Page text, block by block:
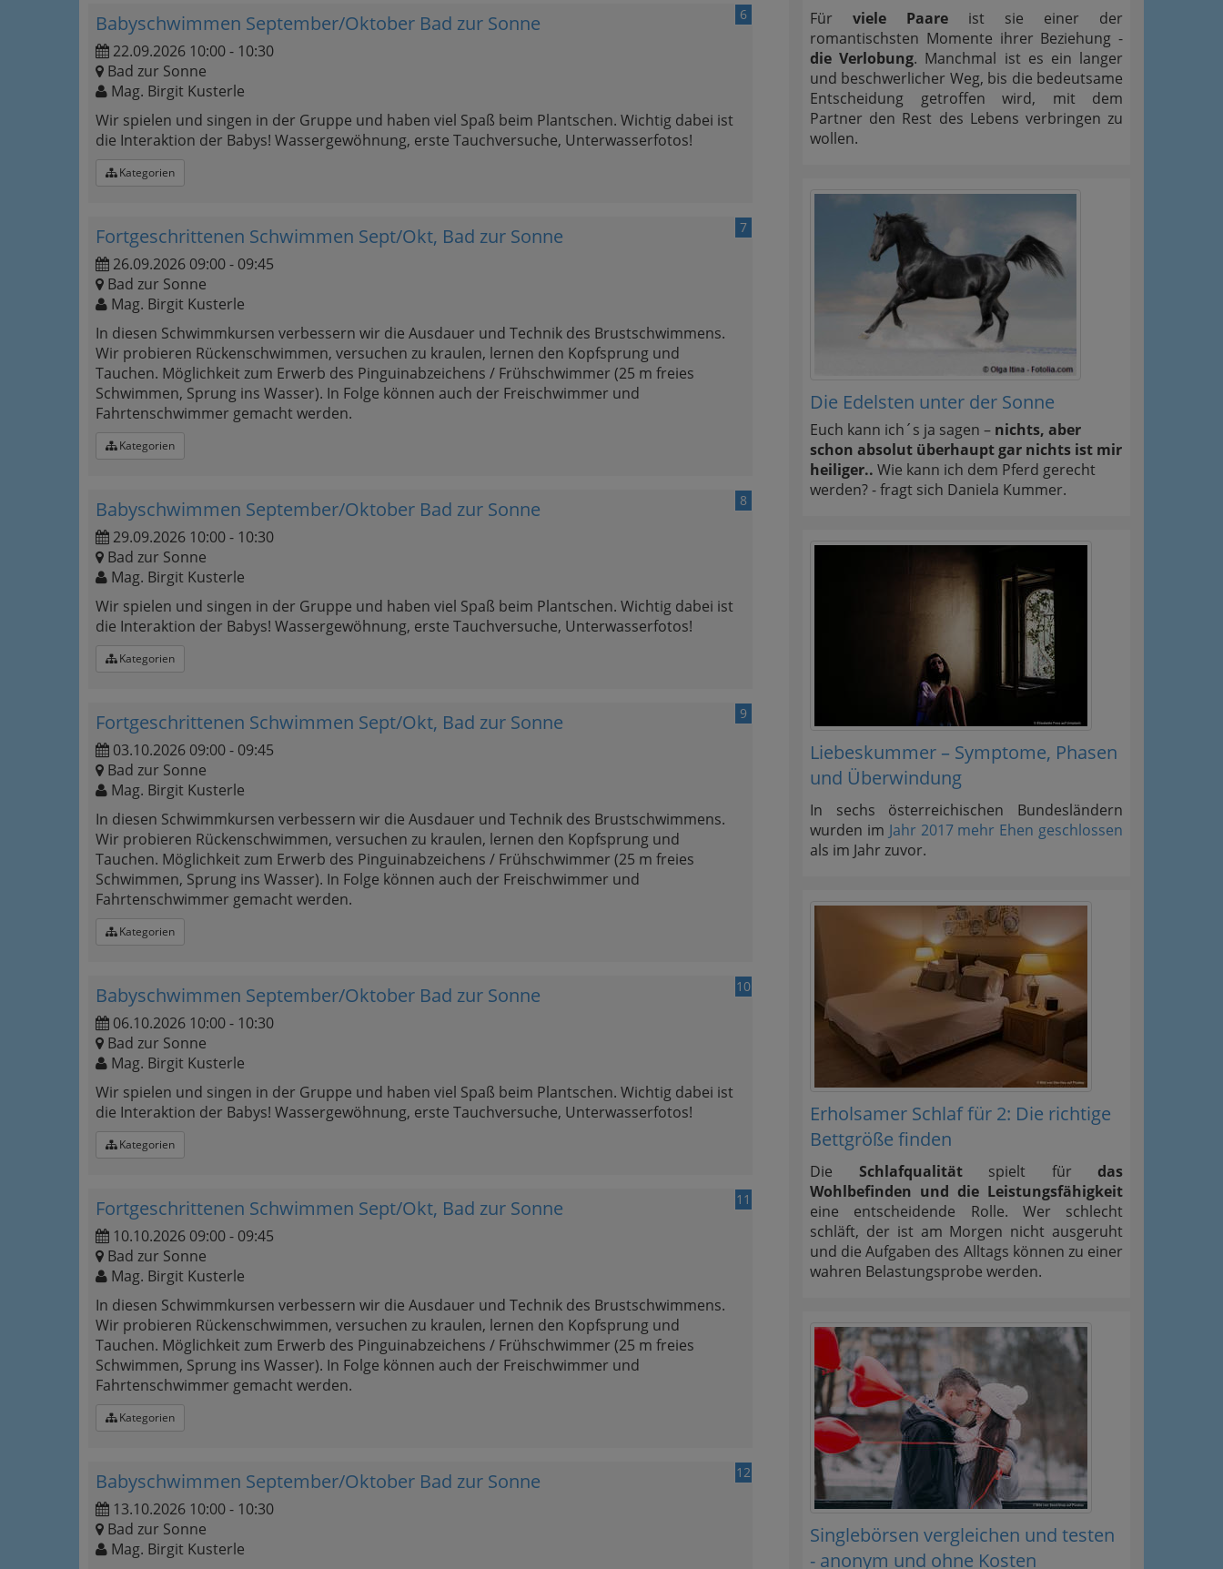
6
Babyschwimmen September/Oktober Bad zur Sonne
22.09.2026 10:00 - 10:30
Bad zur Sonne
Mag. Birgit Kusterle
Wir spielen und singen in der Gruppe und haben viel Spaß beim Plantschen. Wichtig dabei ist
die Interaktion der Babys! Wassergewöhnung, erste Tauchversuche, Unterwasserfotos!
Kategorien
7
Fortgeschrittenen Schwimmen Sept/Okt, Bad zur Sonne
26.09.2026 09:00 - 09:45
Bad zur Sonne
Mag. Birgit Kusterle
In diesen Schwimmkursen verbessern wir die Ausdauer und Technik des Brustschwimmens.
Wir probieren Rückenschwimmen, versuchen zu kraulen, lernen den Kopfsprung und
Tauchen. Möglichkeit zum Erwerb des Pinguinabzeichens / Frühschwimmer (25 m freies
Schwimmen, Sprung ins Wasser). In Folge können auch der Freischwimmer und
Fahrtenschwimmer gemacht werden.
Kategorien
8
Babyschwimmen September/Oktober Bad zur Sonne
29.09.2026 10:00 - 10:30
Bad zur Sonne
Mag. Birgit Kusterle
Wir spielen und singen in der Gruppe und haben viel Spaß beim Plantschen. Wichtig dabei ist
die Interaktion der Babys! Wassergewöhnung, erste Tauchversuche, Unterwasserfotos!
Kategorien
9
Fortgeschrittenen Schwimmen Sept/Okt, Bad zur Sonne
03.10.2026 09:00 - 09:45
Bad zur Sonne
Mag. Birgit Kusterle
In diesen Schwimmkursen verbessern wir die Ausdauer und Technik des Brustschwimmens.
Wir probieren Rückenschwimmen, versuchen zu kraulen, lernen den Kopfsprung und
Tauchen. Möglichkeit zum Erwerb des Pinguinabzeichens / Frühschwimmer (25 m freies
Schwimmen, Sprung ins Wasser). In Folge können auch der Freischwimmer und
Fahrtenschwimmer gemacht werden.
Kategorien
10
Babyschwimmen September/Oktober Bad zur Sonne
06.10.2026 10:00 - 10:30
Bad zur Sonne
Mag. Birgit Kusterle
Wir spielen und singen in der Gruppe und haben viel Spaß beim Plantschen. Wichtig dabei ist
die Interaktion der Babys! Wassergewöhnung, erste Tauchversuche, Unterwasserfotos!
Kategorien
11
Fortgeschrittenen Schwimmen Sept/Okt, Bad zur Sonne
10.10.2026 09:00 - 09:45
Bad zur Sonne
Mag. Birgit Kusterle
In diesen Schwimmkursen verbessern wir die Ausdauer und Technik des Brustschwimmens.
Wir probieren Rückenschwimmen, versuchen zu kraulen, lernen den Kopfsprung und
Tauchen. Möglichkeit zum Erwerb des Pinguinabzeichens / Frühschwimmer (25 m freies
Schwimmen, Sprung ins Wasser). In Folge können auch der Freischwimmer und
Fahrtenschwimmer gemacht werden.
Kategorien
12
Babyschwimmen September/Oktober Bad zur Sonne
13.10.2026 10:00 - 10:30
Bad zur Sonne
Mag. Birgit Kusterle
Für viele Paare ist sie einer der
romantischsten Momente ihrer Beziehung -
die Verlobung. Manchmal ist es ein langer
und beschwerlicher Weg, bis die bedeutsame
Entscheidung getroffen wird, mit dem
Partner den Rest des Lebens verbringen zu
wollen.
Die Edelsten unter der Sonne
Euch kann ich´s ja sagen – nichts, aber
schon absolut überhaupt gar nichts ist mir
heiliger.. Wie kann ich dem Pferd gerecht
werden? - fragt sich Daniela Kummer.
Liebeskummer – Symptome, Phasen
und Überwindung
In sechs österreichischen Bundesländern
wurden im Jahr 2017 mehr Ehen geschlossen
als im Jahr zuvor.
Erholsamer Schlaf für 2: Die richtige
Bettgröße finden
Die Schlafqualitätspielt für das
Wohlbefinden und die Leistungsfähigkeit
eine entscheidende Rolle. Wer schlecht
schläft, der ist am Morgen nicht ausgeruht
und die Aufgaben des Alltags können zu einer
wahren Belastungsprobe werden.
Singlebörsen vergleichen und testen
- anonym und ohne Kosten